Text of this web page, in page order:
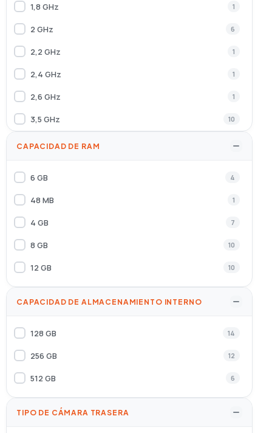
PINBOX
QUBO
Realme
RUGONE
Samsung
Sony
SPC 1
VIVO
ZTE 7
1,8 GHz 1
2 GHz 6
2,2 GHz 1
2,4 GHz 1
2,6 GHz 1
3,5 GHz 10
CAPACIDAD DE RAM
6 GB 4
48 MB 1
4 GB 7
8 GB 10
12 GB 10
CAPACIDAD DE ALMACENAMIENTO INTERNO
128 GB 14
256 GB 12
512 GB 6
TIPO DE CÁMARA TRASERA